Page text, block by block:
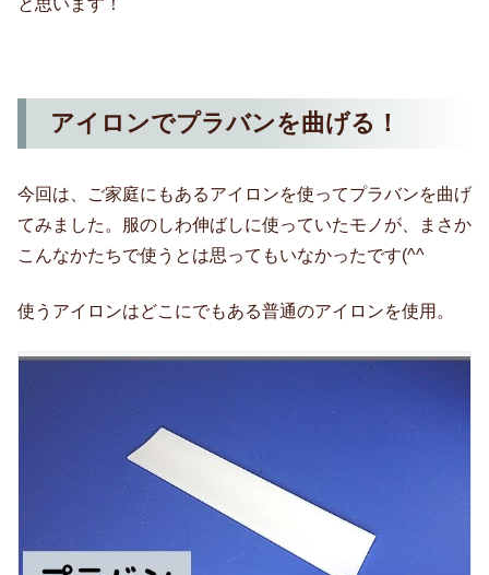
アイロンでプラバンを曲げる！
今回は、ご家庭にもあるアイロンを使ってプラバンを曲げ
てみました。服のしわ伸ばしに使っていたモノが、まさか
こんなかたちで使うとは思ってもいなかったです(^^ゞ
使うアイロンはどこにでもある普通のアイロンを使用。